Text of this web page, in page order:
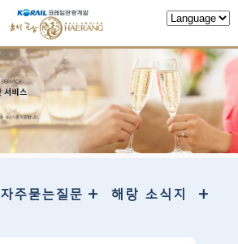
자주묻는질문 + 해랑 소식지 +